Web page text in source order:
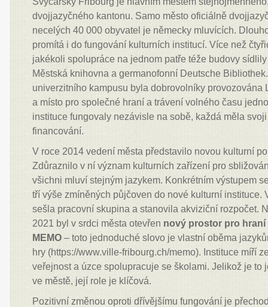
dvojjazyčného kantonu. Samo město oficiálně
necelých 40 000 obyvatel je německy mluvících.
promítá i do fungování kulturních institucí. Více než
jakékoli spolupráce na jednom patře téže budovy
Městská knihovna a germanofonní Deutsche
univerzitního kampusu byla dobrovolníky provozována
a místo pro společné hraní a trávení volného času
instituce fungovaly nezávisle na sobě, každá měla
financování.
V roce 2014 vedení města představilo novou kulturní
Zdůraznilo v ní význam kulturních zařízení pro
všichni mluví stejným jazykem. Konkrétním výstupem
tří výše zmíněných půjčoven do nové kulturní instituce.
sešla pracovní skupina a stanovila akviziční rozpočet.
2021 byl v srdci města otevřen nový prostor pro hraní
MEMO – toto jednoduché slovo je vlastní oběma
hry (https://www.ville-fribourg.ch/memo). Instituce míří
veřejnost a úzce spolupracuje se školami. Jelikož je to
ve městě, její role je klíčová.
Pozitivní změnou oproti dřívějšímu fungování je